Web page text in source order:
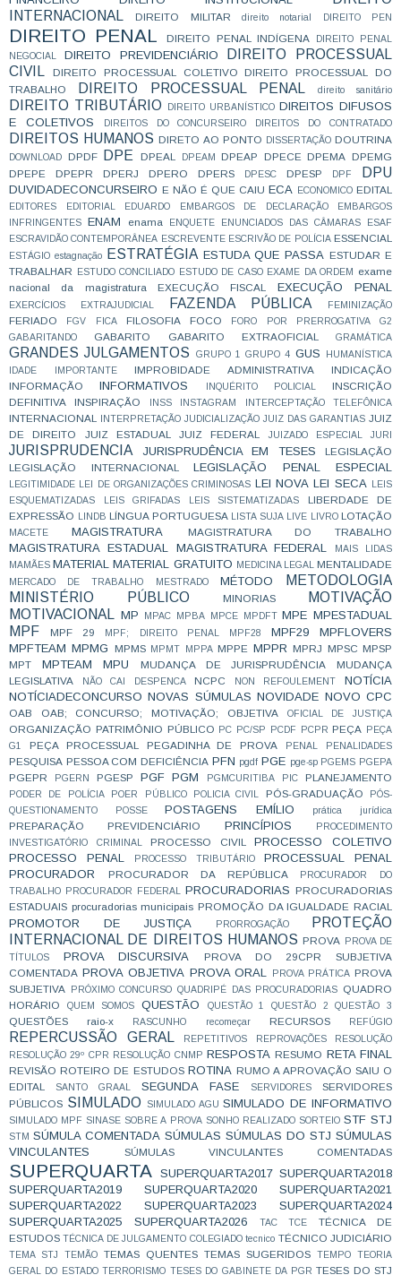
INTERNACIONAL
DIREITO MILITAR direito notarial DIREITO PEN
DIREITO PENAL DIREITO PENAL INDÍGENA
DIREITO PENAL
NEGOCIAL
DIREITO PREVIDENCIÁRIO
DIREITO PROCESSUAL
CIVIL
DIREITO PROCESSUAL COLETIVO
DIREITO PROCESSUAL DO
TRABALHO
DIREITO PROCESSUAL PENAL direito sanitário
DIREITO TRIBUTÁRIO DIREITO URBANÍSTICO DIREITOS DIFUSOS
E COLETIVOS
DIREITOS DO CONCURSEIRO DIREITOS DO CONTRATADO
DIREITOS HUMANOS DIRETO AO PONTO DISSERTAÇÃO DOUTRINA
DOWNLOAD DPDF DPE DPEAL DPEAM DPEAP DPECE DPEMA DPEMG
DPEPE
DPEPR DPERJ DPERO DPERS DPESC DPESP DPF DPU
DUVIDADECONCURSEIRO E NÃO É QUE CAIU ECA ECONOMICO EDITAL
EDITORES EDITORIAL EDUARDO EMBARGOS DE DECLARAÇÃO
EMBARGOS
INFRINGENTES
ENAM enama ENQUETE ENUNCIADOS DAS CÂMARAS
ESAF
ESCRAVIDÃO CONTEMPORÂNEA ESCREVENTE ESCRIVÃO DE POLÍCIA ESSENCIAL
ESTÁGIO estagnação ESTRATÉGIA ESTUDA QUE PASSA ESTUDAR E
TRABALHAR
ESTUDO CONCILIADO ESTUDO DE CASO EXAME DA ORDEM
exame
nacional da magistratura
EXECUÇÃO FISCAL EXECUÇÃO PENAL
EXERCÍCIOS EXTRAJUDICIAL FAZENDA PÚBLICA FEMINIZAÇÃO
FERIADO FGV FICA FILOSOFIA FOCO FORO POR PRERROGATIVA
G2
GABARITANDO
GABARITO GABARITO EXTRAOFICIAL GRAMÁTICA
GRANDES JULGAMENTOS GRUPO 1 GRUPO 4 GUS
HUMANÍSTICA
IDADE
IMPORTANTE IMPROBIDADE ADMINISTRATIVA
INDICAÇÃO
INFORMAÇÃO
INFORMATIVOS INQUÉRITO POLICIAL
INSCRIÇÃO
DEFINITIVA
INSPIRAÇÃO INSS INSTAGRAM INTERCEPTAÇÃO TELEFÔNICA
INTERNACIONAL INTERPRETAÇÃO JUDICIALIZAÇÃO JUIZ DAS GARANTIAS JUIZ
DE DIREITO
JUIZ ESTADUAL JUIZ FEDERAL JUIZADO ESPECIAL JURI
JURISPRUDENCIA JURISPRUDÊNCIA EM TESES
LEGISLAÇÃO
LEGISLAÇÃO INTERNACIONAL
LEGISLAÇÃO PENAL ESPECIAL
LEGITIMIDADE LEI DE ORGANIZAÇÕES CRIMINOSAS LEI NOVA LEI SECA
LEIS
ESQUEMATIZADAS
LEIS GRIFADAS LEIS SISTEMATIZADAS
LIBERDADE DE
EXPRESSÃO
LINDB LÍNGUA PORTUGUESA LISTA SUJA LIVE LIVRO LOTAÇÃO
MACETE MAGISTRATURA MAGISTRATURA DO TRABALHO
MAGISTRATURA ESTADUAL MAGISTRATURA FEDERAL
MAIS LIDAS
MAMÃES MATERIAL MATERIAL GRATUITO MEDICINA LEGAL MENTALIDADE
MERCADO DE TRABALHO MESTRADO MÉTODO
METODOLOGIA
MINISTÉRIO PÚBLICO
MINORIAS
MOTIVAÇÃO
MOTIVACIONAL
MP MPAC MPBA MPCE MPDFT MPE MPESTADUAL
MPF MPF 29 MPF; DIREITO PENAL MPF28 MPF29
MPFLOVERS
MPFTEAM MPMG MPMS MPMT MPPA MPPE MPPR MPRJ MPSC MPSP
MPT
MPTEAM MPU MUDANÇA DE JURISPRUDÊNCIA
MUDANÇA
LEGISLATIVA
NÃO CAI DESPENCA NCPC NON REFOULEMENT
NOTÍCIA
NOTÍCIADECONCURSO NOVAS SÚMULAS NOVIDADE NOVO CPC
OAB OAB; CONCURSO; MOTIVAÇÃO; OBJETIVA OFICIAL DE JUSTIÇA
ORGANIZAÇÃO PATRIMÔNIO PÚBLICO PC PC/SP PCDF PCPR PEÇA
PEÇA
G1
PEÇA PROCESSUAL PEGADINHA DE PROVA PENAL PENALIDADES
PESQUISA PESSOA COM DEFICIÊNCIA PFN pgdf PGE pge-sp PGEMS PGEPA
PGEPR PGERN PGESP PGF PGM PGMCURITIBA PIC PLANEJAMENTO
PODER DE POLÍCIA POER PÚBLICO POLICIA CIVIL PÓS-GRADUAÇÃO
PÓS-
QUESTIONAMENTO
POSSE POSTAGENS EMÍLIO prática jurídica
PREPARAÇÃO PREVIDENCIÁRIO PRINCÍPIOS
PROCEDIMENTO
INVESTIGATÓRIO CRIMINAL
PROCESSO CIVIL
PROCESSO COLETIVO
PROCESSO PENAL
PROCESSO TRIBUTÁRIO
PROCESSUAL PENAL
PROCURADOR
PROCURADOR DA REPÚBLICA
PROCURADOR DO
TRABALHO
PROCURADOR FEDERAL PROCURADORIAS PROCURADORIAS
ESTADUAIS procuradorias municipais PROMOÇÃO DA IGUALDADE RACIAL
PROMOTOR DE JUSTIÇA PRORROGAÇÃO
PROTEÇÃO
INTERNACIONAL DE DIREITOS HUMANOS PROVA
PROVA DE
TÍTULOS
PROVA DISCURSIVA
PROVA DO 29CPR SUBJETIVA
COMENTADA PROVA OBJETIVA PROVA ORAL PROVA PRÁTICA PROVA
SUBJETIVA
PRÓXIMO CONCURSO QUADRIPÉ DAS PROCURADORIAS
QUADRO
HORÁRIO
QUEM SOMOS QUESTÃO QUESTÃO 1 QUESTÃO 2 QUESTÃO 3
QUESTÕES raio-x RASCUNHO recomeçar RECURSOS REFÚGIO
REPERCUSSÃO GERAL REPETITIVOS REPROVAÇÕES
RESOLUÇÃO
RESOLUÇÃO 29º CPR
RESOLUÇÃO CNMP RESPOSTA RESUMO RETA FINAL
REVISÃO ROTEIRO DE ESTUDOS ROTINA RUMO A APROVAÇÃO SAIU O
EDITAL
SANTO GRAAL SEGUNDA FASE SERVIDORES
SERVIDORES
PÚBLICOS SIMULADO SIMULADO AGU SIMULADO DE INFORMATIVO
SIMULADO MPF SINASE SOBRE A PROVA SONHO REALIZADO SORTEIO STF STJ
STM SÚMULA COMENTADA SÚMULAS SÚMULAS DO STJ SÚMULAS
VINCULANTES
SÚMULAS VINCULANTES COMENTADAS
SUPERQUARTA SUPERQUARTA2017 SUPERQUARTA2018
SUPERQUARTA2019
SUPERQUARTA2020
SUPERQUARTA2021
SUPERQUARTA2022
SUPERQUARTA2023
SUPERQUARTA2024
SUPERQUARTA2025
SUPERQUARTA2026 TAC TCE
TÉCNICA DE
ESTUDOS TÉCNICA DE JULGAMENTO COLEGIADO tecnico TÉCNICO JUDICIÁRIO
TEMA STJ TEMÃO TEMAS QUENTES TEMAS SUGERIDOS TEMPO
TEORIA
GERAL DO ESTADO TERRORISMO TESES DO GABINETE DA PGR TESES DO STJ